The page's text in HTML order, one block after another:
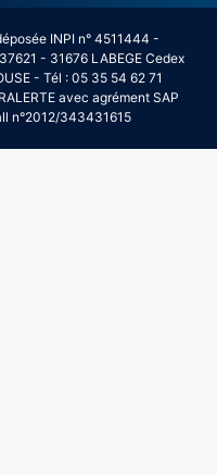
INPI n° 4511444 -
- 31676 LABEGE Cedex
- Tél : 05 35 54 62 71
avec agrément SAP
n°2012/343431615